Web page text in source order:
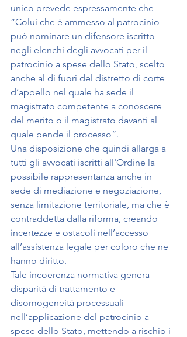
unico prevede espressamente che
“Colui che è ammesso al patrocinio
può nominare un difensore iscritto
negli elenchi degli avvocati per il
patrocinio a spese dello Stato, scelto
anche al di fuori del distretto di corte
d’appello nel quale ha sede il
magistrato competente a conoscere
del merito o il magistrato davanti al
quale pende il processo”.
Una disposizione che quindi allarga a
tutti gli avvocati iscritti all'Ordine la
possibile rappresentanza anche in
sede di mediazione e negoziazione,
senza limitazione territoriale, ma che è
contraddetta dalla riforma, creando
incertezze e ostacoli nell’accesso
all’assistenza legale per coloro che ne
hanno diritto.
Tale incoerenza normativa genera
disparità di trattamento e
disomogeneità processuali
nell’applicazione del patrocinio a
spese dello Stato, mettendo a rischio i